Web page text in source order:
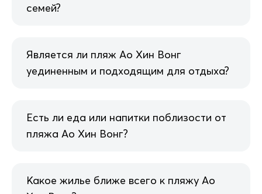
семей?
Является ли пляж Ао Хин Вонг
уединенным и подходящим для отдыха?
Есть ли еда или напитки поблизости от
пляжа Ао Хин Вонг?
Какое жилье ближе всего к пляжу Ао